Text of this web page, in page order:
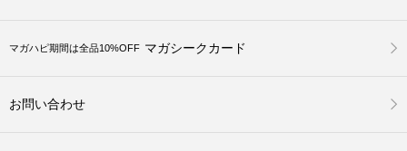
マガハピ期間は全品10%OFF マガシークカード
お問い合わせ